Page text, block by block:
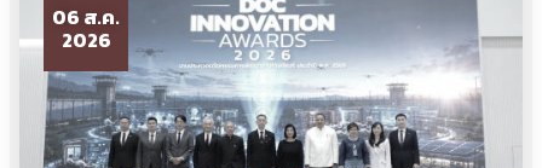
06 ส.ค.
2026